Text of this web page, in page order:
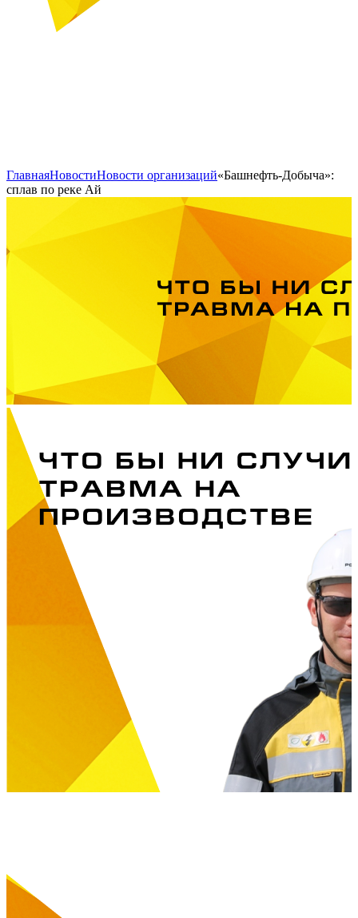
ГлавнаяНовостиНовости организаций«Башнефть-Добыча»:
сплав по реке Ай